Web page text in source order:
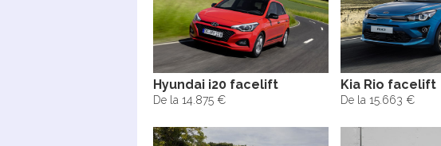
Hyundai i20 facelift
De la 14.875 €
Kia Rio facelift
De la 15.663 €